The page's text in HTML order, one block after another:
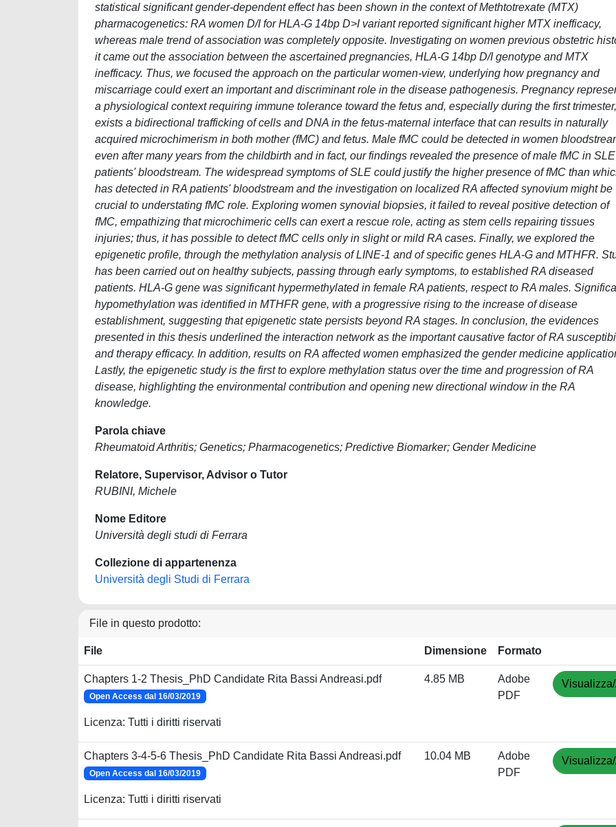
statistical significant gender-dependent effect has been shown in the context of Methtotrexate (MTX)
pharmacogenetics: RA women D/I for HLA-G 14bp D>I variant reported significant higher MTX inefficacy,
whereas male trend of association was completely opposite. Investigating on women previous obstetric
it came out the association between the ascertained pregnancies, HLA-G 14bp D/I genotype and MTX
inefficacy. Thus, we focused the approach on the particular women-view, underlying how pregnancy and
miscarriage could exert an important and discriminant role in the disease pathogenesis. Pregnancy
a physiological context requiring immune tolerance toward the fetus and, especially during the first trimester,
exists a bidirectional trafficking of cells and DNA in the fetus-maternal interface that can results in naturally
acquired microchimerism in both mother (fMC) and fetus. Male fMC could be detected in women
even after many years from the childbirth and in fact, our findings revealed the presence of male fMC in SLE
patients' bloodstream. The widespread symptoms of SLE could justify the higher presence of fMC than
has detected in RA patients' bloodstream and the investigation on localized RA affected synovium might be
crucial to understating fMC role. Exploring women synovial biopsies, it failed to reveal positive detection of
fMC, empathizing that microchimeric cells can exert a rescue role, acting as stem cells repairing tissues
injuries; thus, it has possible to detect fMC cells only in slight or mild RA cases. Finally, we explored the
epigenetic profile, through the methylation analysis of LINE-1 and of specific genes HLA-G and MTHFR.
has been carried out on healthy subjects, passing through early symptoms, to established RA diseased
patients. HLA-G gene was significant hypermethylated in female RA patients, respect to RA males.
hypomethylation was identified in MTHFR gene, with a progressive rising to the increase of disease
establishment, suggesting that epigenetic state persists beyond RA stages. In conclusion, the evidences
presented in this thesis underlined the interaction network as the important causative factor of RA
and therapy efficacy. In addition, results on RA affected women emphasized the gender medicine
Lastly, the epigenetic study is the first to explore methylation status over the time and progression of RA
disease, highlighting the environmental contribution and opening new directional window in the RA
knowledge.
Parola chiave
Rheumatoid Arthritis; Genetics; Pharmacogenetics; Predictive Biomarker; Gender Medicine
Relatore, Supervisor, Advisor o Tutor
RUBINI, Michele
Nome Editore
Università degli studi di Ferrara
Collezione di appartenenza
Università degli Studi di Ferrara
File in questo prodotto:
File Dimensione Formato
Chapters 1-2 Thesis_PhD Candidate Rita Bassi Andreasi.pdf
Open Access dal 16/03/2019
Licenza: Tutti i diritti riservati
4.85 MB
Adobe
PDF
Chapters 3-4-5-6 Thesis_PhD Candidate Rita Bassi Andreasi.pdf
Open Access dal 16/03/2019
Licenza: Tutti i diritti riservati
10.04 MB
Adobe
PDF